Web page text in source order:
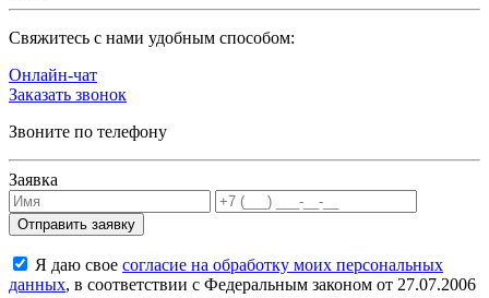
Cвяжитесь с нами удобным способом:
Онлайн-чат
Заказать звонок
Звоните по телефону
Заявка
Я даю свое согласие на обработку моих персональных
данных, в соответствии с Федеральным законом от 27.07.2006